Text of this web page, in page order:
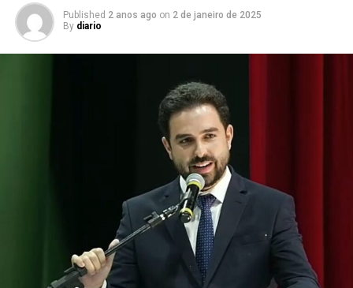
Published 2 anos ago on 2 de janeiro de 2025
By diario